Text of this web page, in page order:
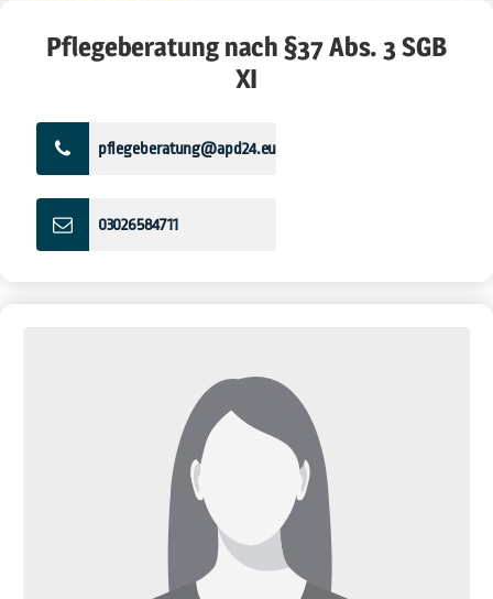
Pflegeberatung nach §37 Abs. 3 SGB
XI
pflegeberatung@apd24.eu
03026584711